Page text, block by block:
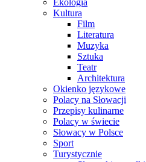
Ekologia
Kultura
Film
Literatura
Muzyka
Sztuka
Teatr
Architektura
Okienko językowe
Polacy na Słowacji
Przepisy kulinarne
Polacy w świecie
Słowacy w Polsce
Sport
Turystycznie